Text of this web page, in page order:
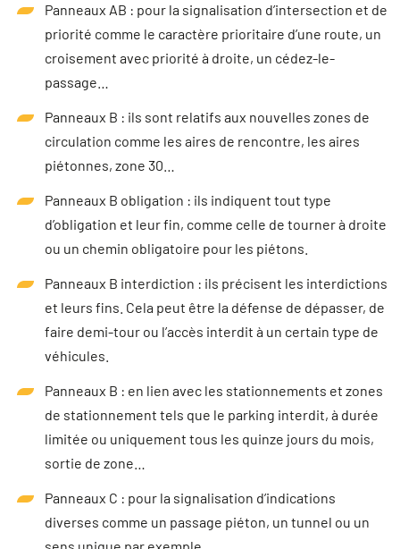
Panneaux AB : pour la signalisation d’intersection et de
priorité comme le caractère prioritaire d’une route, un
croisement avec priorité à droite, un cédez-le-
passage…
Panneaux B : ils sont relatifs aux nouvelles zones de
circulation comme les aires de rencontre, les aires
piétonnes, zone 30…
Panneaux B obligation : ils indiquent tout type
d’obligation et leur fin, comme celle de tourner à droite
ou un chemin obligatoire pour les piétons.
Panneaux B interdiction : ils précisent les interdictions
et leurs fins. Cela peut être la défense de dépasser, de
faire demi-tour ou l’accès interdit à un certain type de
véhicules.
Panneaux B : en lien avec les stationnements et zones
de stationnement tels que le parking interdit, à durée
limitée ou uniquement tous les quinze jours du mois,
sortie de zone…
Panneaux C : pour la signalisation d’indications
diverses comme un passage piéton, un tunnel ou un